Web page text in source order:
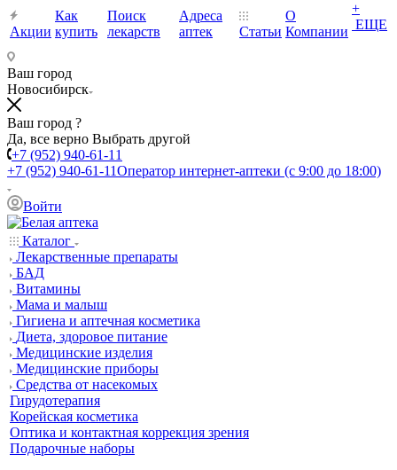
Акции
Как
купить
Поиск
лекарств
Адреса
аптек
Статьи
О
Компании
+
ЕЩЕ
Ваш город
Новосибирск
Ваш город ?
Да, все верно Выбрать другой
+7 (952) 940-61-11
+7 (952) 940-61-11Оператор интернет-аптеки (с 9:00 до 18:00)
Войти
Каталог
Лекарственные препараты
БАД
Витамины
Мама и малыш
Гигиена и аптечная косметика
Диета, здоровое питание
Медицинские изделия
Медицинские приборы
Средства от насекомых
Гирудотерапия
Корейская косметика
Оптика и контактная коррекция зрения
Подарочные наборы